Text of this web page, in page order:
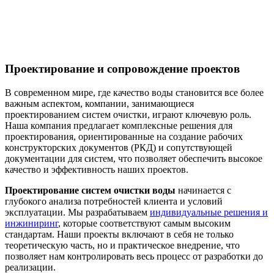
Проектирование и сопровождение проектов
В современном мире, где качество воды становится все более
важным аспектом, компании, занимающиеся
проектированием систем очистки, играют ключевую роль.
Наша компания предлагает комплексные решения для
проектирования, ориентированные на создание рабочих
конструкторских документов (РКД) и сопутствующей
документации для систем, что позволяет обеспечить высокое
качество и эффективность наших проектов.
Проектирование систем очистки воды начинается с
глубокого анализа потребностей клиента и условий
эксплуатации. Мы разрабатываем индивидуальные решения и
инжиниринг, которые соответствуют самым высоким
стандартам. Наши проекты включают в себя не только
теоретическую часть, но и практическое внедрение, что
позволяет нам контролировать весь процесс от разработки до
реализации.